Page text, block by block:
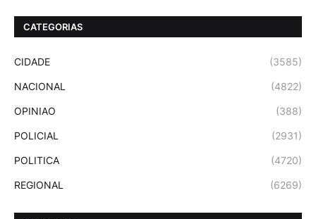
CATEGORIAS
CIDADE (3585)
NACIONAL (4822)
OPINIAO (388)
POLICIAL (2931)
POLITICA (4720)
REGIONAL (6269)